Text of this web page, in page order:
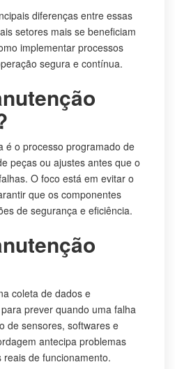
diferenças entre essas
setores mais se beneficiam
implementar processos
segura e contínua.
é o processo programado de
peças ou ajustes antes que o
O foco está em evitar o
que os componentes
de segurança e eficiência.
coleta de dados e
prever quando uma falha
de sensores, softwares e
antecipa problemas
de funcionamento.